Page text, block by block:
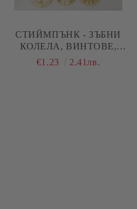
СТИЙМПЪНК - ЗЪБНИ
КОЛЕЛА, ВИНТОВЕ,
ПЕРКИ - 12 ЕЛЕМЕНТА
€1.23 2.41лв.